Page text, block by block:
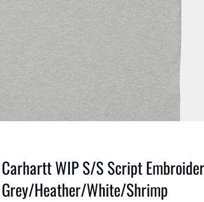
Carhartt WIP S/S Script
Grey/Heather/White/Shrimp